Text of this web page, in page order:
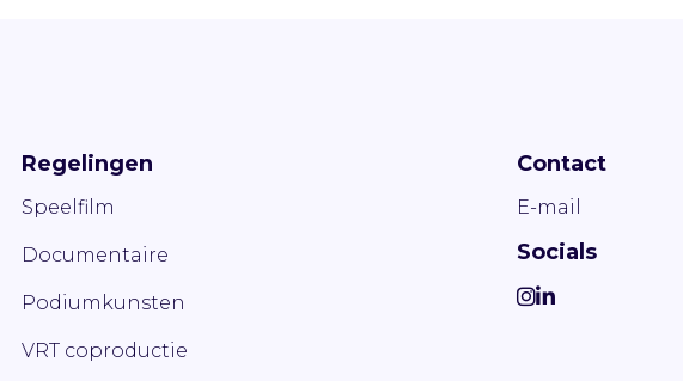
Regelingen
Speelfilm
Documentaire
Podiumkunsten
VRT coproductie
Contact
E-mail
Socials